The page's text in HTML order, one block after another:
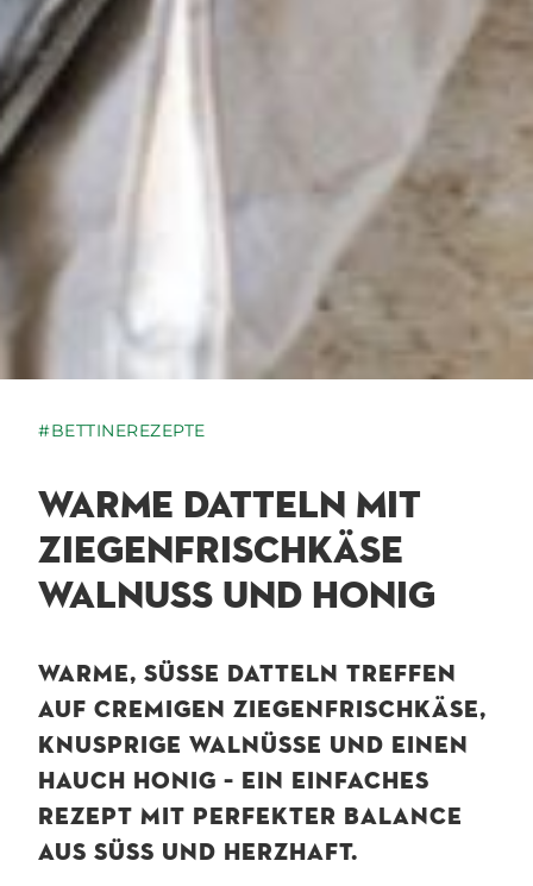
#BETTINEREZEPTE
WARME DATTELN MIT
ZIEGENFRISCHKÄSE
WALNUSS UND HONIG
WARME, SÜSSE DATTELN TREFFEN A
UF CREMIGEN ZIEGENFRISCHKÄSE, K
NUSPRIGE WALNÜSSE UND EINEN H
AUCH HONIG – EIN EINFACHES R
EZEPT MIT PERFEKTER BALANCE A
US SÜSS UND HERZHAFT.